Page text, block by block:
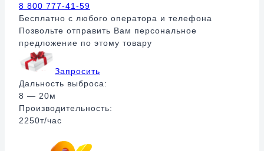
8 800 777-41-59
Бесплатно с любого оператора и телефона
Позвольте отправить Вам персональное
предложение по этому товару
Запросить
Дальность выброса:
8 — 20м
Производительность:
2250т/час